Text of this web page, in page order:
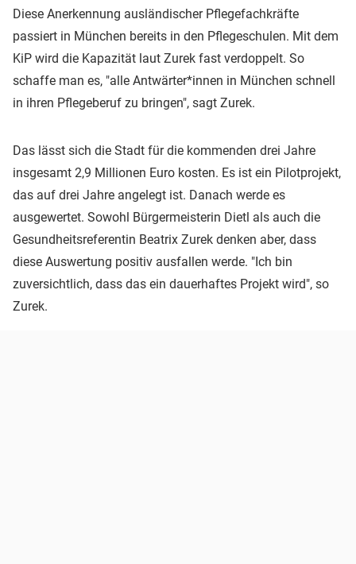
Diese Anerkennung ausländischer Pflegefachkräfte
passiert in München bereits in den Pflegeschulen. Mit dem
KiP wird die Kapazität laut Zurek fast verdoppelt. So
schaffe man es, "alle Antwärter*innen in München schnell
in ihren Pflegeberuf zu bringen", sagt Zurek.
Das lässt sich die Stadt für die kommenden drei Jahre
insgesamt 2,9 Millionen Euro kosten. Es ist ein Pilotprojekt,
das auf drei Jahre angelegt ist. Danach werde es
ausgewertet. Sowohl Bürgermeisterin Dietl als auch die
Gesundheitsreferentin Beatrix Zurek denken aber, dass
diese Auswertung positiv ausfallen werde. "Ich bin
zuversichtlich, dass das ein dauerhaftes Projekt wird", so
Zurek.